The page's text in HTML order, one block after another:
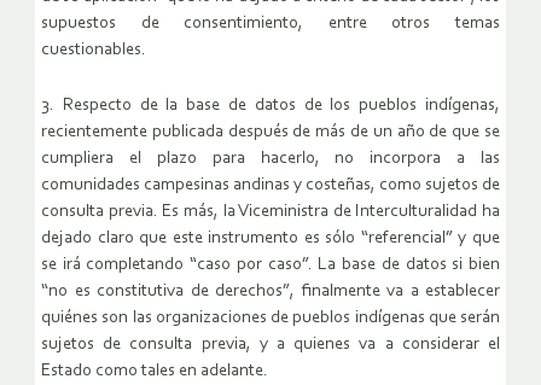
supuestos de consentimiento, entre otros temas
cuestionables.
3. Respecto de la base de datos de los pueblos indígenas,
recientemente publicada después de más de un año de que se
cumpliera el plazo para hacerlo, no incorpora a las
comunidades campesinas andinas y costeñas, como sujetos de
consulta previa. Es más, la Viceministra de Interculturalidad ha
dejado claro que este instrumento es sólo “referencial” y que
se irá completando “caso por caso”. La base de datos si bien
“no es constitutiva de derechos”, finalmente va a establecer
quiénes son las organizaciones de pueblos indígenas que serán
sujetos de consulta previa, y a quienes va a considerar el
Estado como tales en adelante.